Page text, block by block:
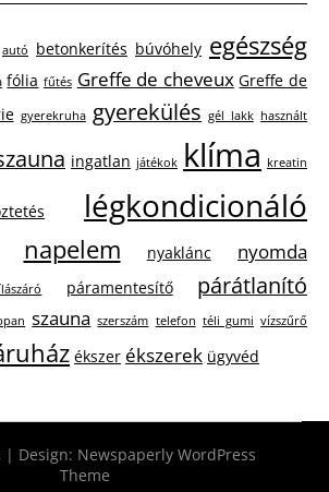
autó betonkerítés búvóhely egészség
fólia fűtés Greffe de cheveux Greffe de
gyerekruha gyerekülés gél lakk használt
ingatlan játékok klíma kreatin
légkondicionáló
napelem nyaklánc nyomda
páramentesítő párátlanító
szauna szerszám telefon téli gumi vízszűrő
ékszer ékszerek ügyvéd
| Design: Newspaperly WordPress
Theme